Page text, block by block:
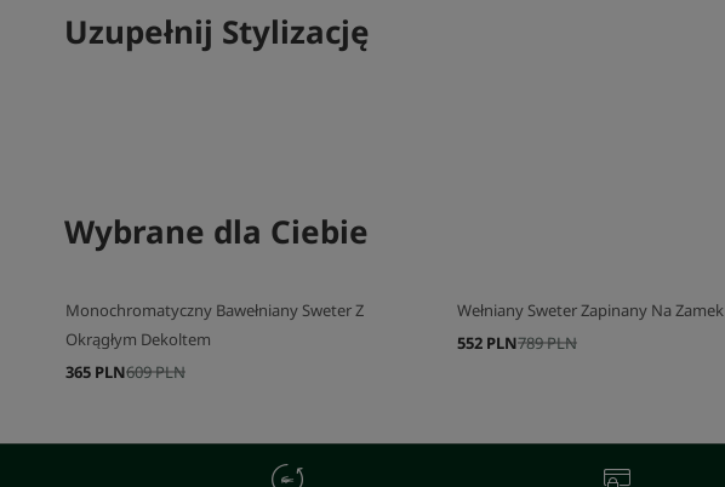
Uzupełnij Stylizację
SKOMPLETUJ SWÓJ ZESTAW
Wybrane dla Ciebie
Monochromatyczny Bawełniany Sweter Z
Okrągłym Dekoltem
609 PLN
365 PLN
Wełniany Sweter Zapinany Na Zamek
789 PLN
552 PLN